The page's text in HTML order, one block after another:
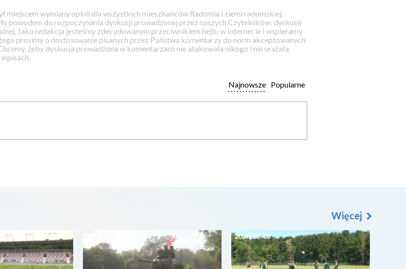
miejscem wymiany opinii dla wszystkich mieszkańców Radomia i ziemi radomskiej.
powodem do rozpoczynania dyskusji prowadzonej przez naszych Czytelników; dyskusji
Jako redakcja jesteśmy zdecydowanym przeciwnikiem hejtu w Internecie i wspieramy
prosimy o dostosowanie pisanych przez Państwa komentarzy do norm akceptowanych
żeby dyskusja prowadzona w komentarzach nie atakowała nikogo i nie urażała
Popularne
Najnowsze
2026-08-07
Więcej